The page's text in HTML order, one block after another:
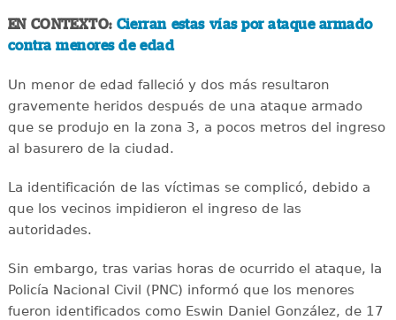
EN CONTEXTO: Cierran estas vías por ataque armado
contra menores de edad
Un menor de edad falleció y dos más resultaron
gravemente heridos después de una ataque armado
que se produjo en la zona 3, a pocos metros del ingreso
al basurero de la ciudad.
La identificación de las víctimas se complicó, debido a
que los vecinos impidieron el ingreso de las
autoridades.
Sin embargo, tras varias horas de ocurrido el ataque, la
Policía Nacional Civil (PNC) informó que los menores
fueron identificados como Eswin Daniel González, de 17